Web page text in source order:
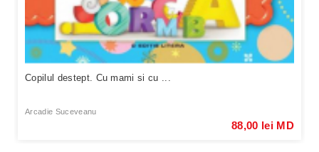
Copilul destept. Cu mami si cu ...
Arcadie Suceveanu
88,00 lei MD